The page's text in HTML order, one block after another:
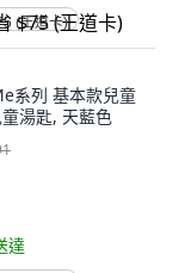
(王道卡)
系列 基本款兒童
湯匙, 天藍色
達